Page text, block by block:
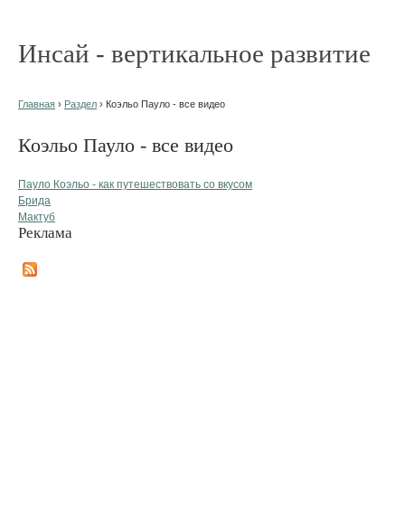
Инсай - вертикальное развитие
Главная › Раздел › Коэльо Пауло - все видео
Коэльо Пауло - все видео
Пауло Коэльо - как путешествовать со вкусом
Брида
Мактуб
Реклама